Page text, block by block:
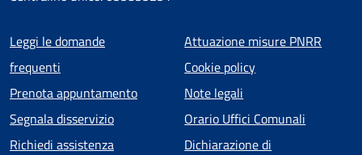
Menu piè di pagina
Leggi le domande
frequenti
Prenota appuntamento
Segnala disservizio
Richiedi assistenza
Attuazione misure PNRR
Cookie policy
Note legali
Orario Uffici Comunali
Dichiarazione di